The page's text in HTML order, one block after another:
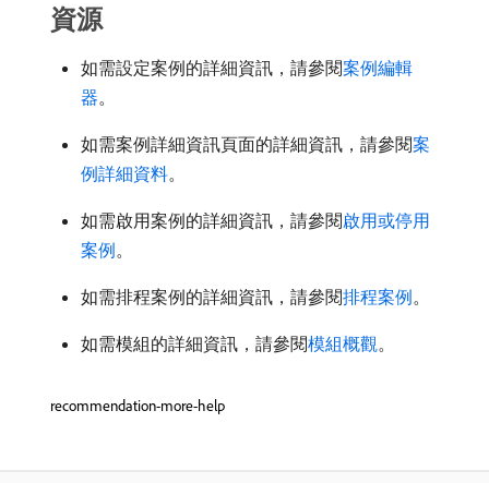
資源
如需設定案例的詳細資訊，請參閱案例編輯
器。
如需案例詳細資訊頁面的詳細資訊，請參閱案
例詳細資料。
如需啟用案例的詳細資訊，請參閱啟用或停用
案例。
如需排程案例的詳細資訊，請參閱排程案例。
如需模組的詳細資訊，請參閱模組概觀。
recommendation-more-help